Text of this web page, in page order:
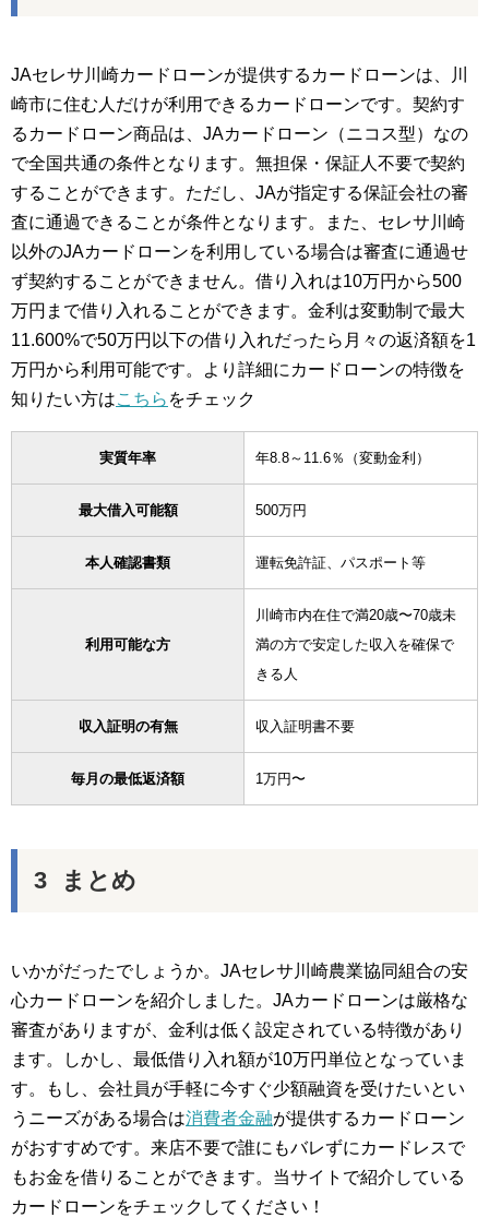
JAセレサ川崎カードローンが提供するカードローンは、川
崎市に住む人だけが利用できるカードローンです。契約す
るカードローン商品は、JAカードローン（ニコス型）なの
で全国共通の条件となります。無担保・保証人不要で契約
することができます。ただし、JAが指定する保証会社の審
査に通過できることが条件となります。また、セレサ川崎
以外のJAカードローンを利用している場合は審査に通過せ
ず契約することができません。借り入れは10万円から500
万円まで借り入れることができます。金利は変動制で最大
11.600%で50万円以下の借り入れだったら月々の返済額を1
万円から利用可能です。より詳細にカードローンの特徴を
知りたい方はこちら をチェック
実質年率 年8.8～11.6％（変動金利）
最大借入可能額 500万円
本人確認書類 運転免許証、パスポート等
利用可能な方
川崎市内在住で満20歳〜70歳未
満の方で安定した収入を確保で
きる人
収入証明の有無 収入証明書不要
毎月の最低返済額 1万円〜
まとめ
いかがだったでしょうか。JAセレサ川崎農業協同組合の安
心カードローンを紹介しました。JAカードローンは厳格な
審査がありますが、金利は低く設定されている特徴があり
ます。しかし、最低借り入れ額が10万円単位となっていま
す。もし、会社員が手軽に今すぐ少額融資を受けたいとい
うニーズがある場合は消費者金融が提供するカードローン
がおすすめです。来店不要で誰にもバレずにカードレスで
もお金を借りることができます。当サイトで紹介している
カードローンをチェックしてください！